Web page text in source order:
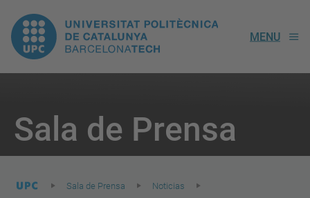
UPC.
Universitat
de
Catalunya
MENU
Sala de Prensa
here:
Sala de Prensa
Noticias